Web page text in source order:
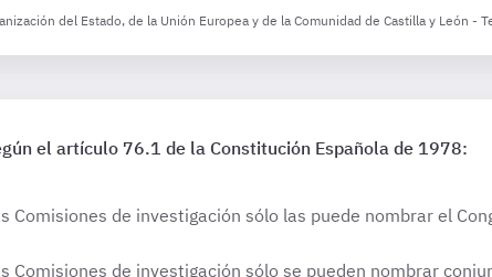
del Estado, de la Unión Europea y de la Comunidad de Castilla y León
el artículo 76.1 de la Constitución Española de 1978:
Comisiones de investigación sólo las puede nombrar el
Comisiones de investigación sólo se pueden nombrar